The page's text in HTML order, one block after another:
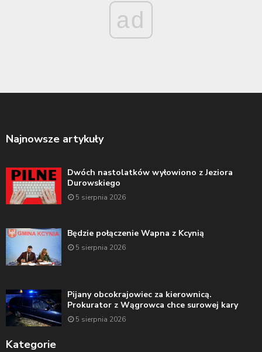
ad
Najnowsze artykuły
Dwóch nastolatków wyłowiono z Jeziora
Durowskiego
5 sierpnia 2026
Będzie połączenie Wapna z Kcynią
5 sierpnia 2026
Pijany obcokrajowiec za kierownicą.
Prokurator z Wągrowca chce surowej kary
5 sierpnia 2026
Kategorie